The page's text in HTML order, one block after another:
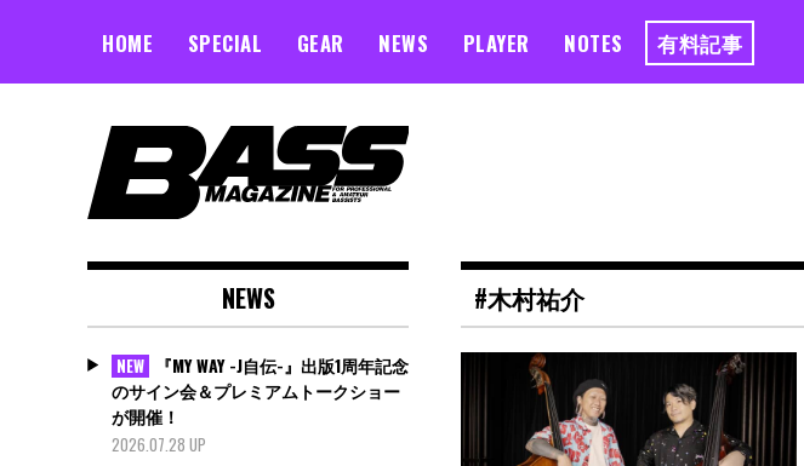
HOME SPECIAL GEAR NEWS PLAYER NOTES 有料記事
#木村祐介
NEWS
NEW
『MY WAY -J自伝-』出版1周年記念
のサイン会＆プレミアムトークショー
が開催！
2026.07.28 UP